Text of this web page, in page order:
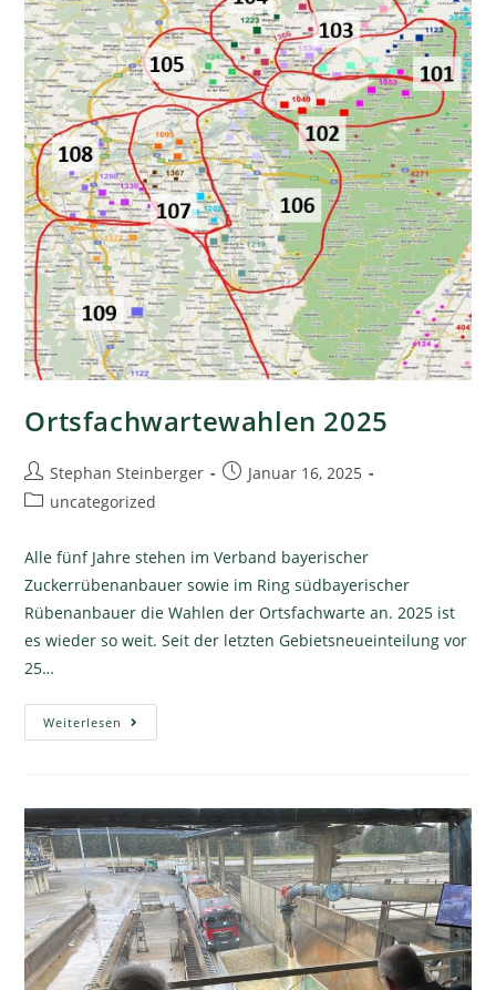
Ortsfachwartewahlen 2025
Stephan Steinberger
Januar 16, 2025
uncategorized
Alle fünf Jahre stehen im Verband bayerischer
Zuckerrübenanbauer sowie im Ring südbayerischer
Rübenanbauer die Wahlen der Ortsfachwarte an. 2025 ist
es wieder so weit. Seit der letzten Gebietsneueinteilung vor
25…
Weiterlesen